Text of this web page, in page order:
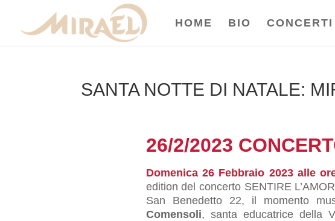
HOME BIO CONCERTI
SANTA NOTTE DI NATALE:
26/2/2023
Domenica 26 Febbraio 2023 alle
edition del concerto SENTIRE
San Benedetto 22, il momento
Comensoli, santa educatrice della